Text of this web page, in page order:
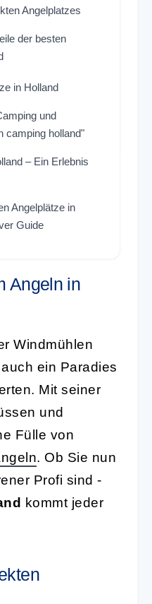
Angelplatzes
der besten
in Holland
und
camping holland"
– Ein Erlebnis
Angelplätze in
Guide
Angeln in
Windmühlen
ein Paradies
Mit seiner
und
Fülle von
. Ob Sie nun
Profi sind -
kommt jeder